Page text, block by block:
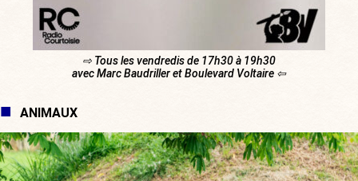
⇨ Tous les vendredis de 17h30 à 19h30
avec Marc Baudriller et Boulevard Voltaire ⇦
ANIMAUX